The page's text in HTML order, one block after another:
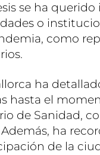
se ha
o
como
ha
hasta el
de Sanidad,
ha
de la